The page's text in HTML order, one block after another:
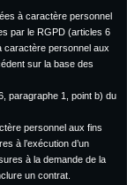
à caractère personnel
par le RGPD (articles 6
caractère personnel aux
sur la base des
paragraphe 1, point b) du
personnel aux fins
à l’exécution d’un
à la demande de la
un contrat.